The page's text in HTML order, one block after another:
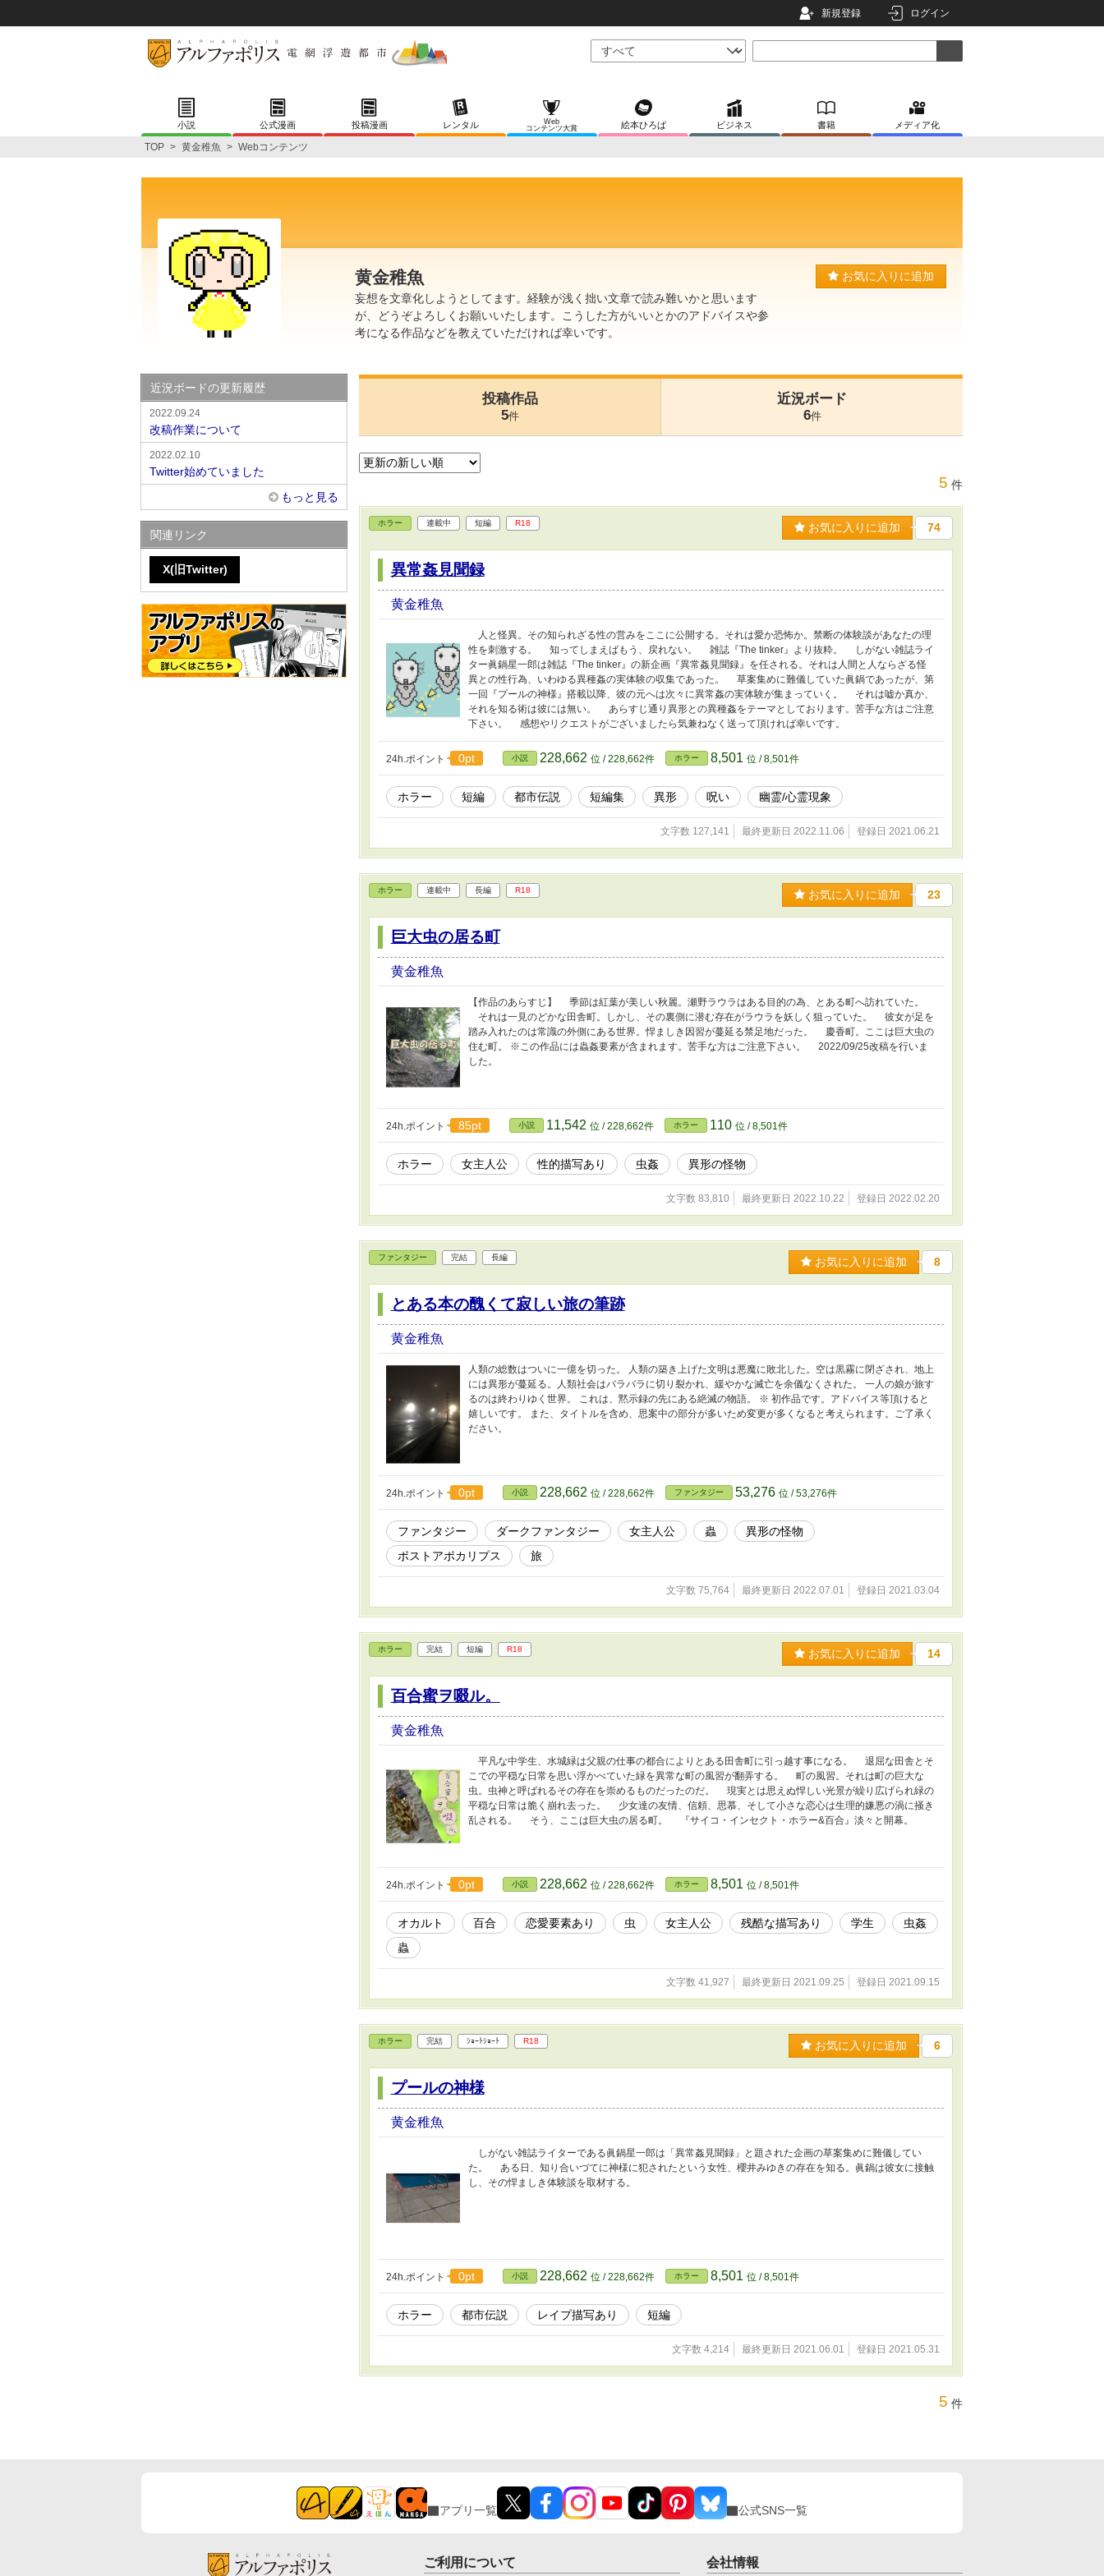
新規登録 ログイン
小説 公式漫画 投稿漫画 レンタル
Web
コンテンツ大賞
絵本ひろば ビジネス 書籍 メディア化
TOP > 黄金稚魚 > Webコンテンツ
黄金稚魚
妄想を文章化しようとしてます。経験が浅く拙い文章で読み難いかと思います
が、どうぞよろしくお願いいたします。こうした方がいいとかのアドバイスや参
考になる作品などを教えていただければ幸いです。
お気に入りに追加
投稿作品
5件
近況ボード
6件
5 件
ホラー 連載中 短編 R18 お気に入りに追加 74
異常姦見聞録
黄金稚魚
人と怪異。その知られざる性の営みをここに公開する。それは愛か恐怖か。禁断の体験談があなたの理
性を刺激する。 知ってしまえばもう、戻れない。 雑誌『The tinker』より抜粋。 しがない雑誌ライ
ター眞鍋星一郎は雑誌『The tinker』の新企画『異常姦見聞録』を任される。それは人間と人ならざる怪
異との性行為、いわゆる異種姦の実体験の収集であった。 草案集めに難儀していた眞鍋であったが、第
一回『プールの神様』搭載以降、彼の元へは次々に異常姦の実体験が集まっていく。 それは嘘か真か、
それを知る術は彼には無い。 あらすじ通り異形との異種姦をテーマとしております。苦手な方はご注意
下さい。 感想やリクエストがございましたら気兼ねなく送って頂ければ幸いです。
24h.ポイント 0pt 小説 228,662 位 / 228,662件 ホラー 8,501 位 / 8,501件
ホラー 短編 都市伝説 短編集 異形 呪い 幽霊/心霊現象
文字数 127,141 最終更新日 2022.11.06 登録日 2021.06.21
ホラー 連載中 長編 R18 お気に入りに追加 23
巨大虫の居る町
黄金稚魚
【作品のあらすじ】 季節は紅葉が美しい秋麗。瀬野ラウラはある目的の為、とある町へ訪れていた。
それは一見のどかな田舎町。しかし、その裏側に潜む存在がラウラを妖しく狙っていた。 彼女が足を
踏み入れたのは常識の外側にある世界。悍ましき因習が蔓延る禁足地だった。 慶香町。ここは巨大虫の
住む町。 ※この作品には蟲姦要素が含まれます。苦手な方はご注意下さい。 2022/09/25改稿を行いま
した。
24h.ポイント 85pt 小説 11,542 位 / 228,662件 ホラー 110 位 / 8,501件
ホラー 女主人公 性的描写あり 虫姦 異形の怪物
文字数 83,810 最終更新日 2022.10.22 登録日 2022.02.20
ファンタジー 完結 長編 お気に入りに追加 8
とある本の醜くて寂しい旅の筆跡
黄金稚魚
人類の総数はついに一億を切った。 人類の築き上げた文明は悪魔に敗北した。空は黒霧に閉ざされ、地上
には異形が蔓延る。人類社会はバラバラに切り裂かれ、緩やかな滅亡を余儀なくされた。 一人の娘が旅す
るのは終わりゆく世界。 これは、黙示録の先にある絶滅の物語。 ※ 初作品です。アドバイス等頂けると
嬉しいです。 また、タイトルを含め、思案中の部分が多いため変更が多くなると考えられます。ご了承く
ださい。
24h.ポイント 0pt 小説 228,662 位 / 228,662件 ファンタジー 53,276 位 / 53,276件
ファンタジー ダークファンタジー 女主人公 蟲
異形の怪物
ポストアポカリプス
旅
文字数 75,764 最終更新日 2022.07.01 登録日 2021.03.04
ホラー 完結 短編 R18 お気に入りに追加 14
百合蜜ヲ啜ル。
黄金稚魚
平凡な中学生、水城緑は父親の仕事の都合によりとある田舎町に引っ越す事になる。 退屈な田舎とそ
こでの平穏な日常を思い浮かべていた緑を異常な町の風習が翻弄する。 町の風習。それは町の巨大な
虫。虫神と呼ばれるその存在を崇めるものだったのだ。 現実とは思えぬ悍しい光景が繰り広げられ緑の
平穏な日常は脆く崩れ去った。 少女達の友情、信頼、思慕、そして小さな恋心は生理的嫌悪の渦に掻き
乱される。 そう、ここは巨大虫の居る町。 『サイコ・インセクト・ホラー&百合』淡々と開幕。
24h.ポイント 0pt 小説 228,662 位 / 228,662件 ホラー 8,501 位 / 8,501件
オカルト 百合 恋愛要素あり 虫 女主人公 残酷な描写あり 学生
虫姦
蟲
文字数 41,927 最終更新日 2021.09.25 登録日 2021.09.15
ホラー 完結 ｼｮｰﾄｼｮｰﾄ R18 お気に入りに追加 6
プールの神様
黄金稚魚
しがない雑誌ライターである眞鍋星一郎は「異常姦見聞録」と題された企画の草案集めに難儀してい
た。 ある日、知り合いづてに神様に犯されたという女性、櫻井みゆきの存在を知る。眞鍋は彼女に接触
し、その悍ましき体験談を取材する。
24h.ポイント 0pt 小説 228,662 位 / 228,662件 ホラー 8,501 位 / 8,501件
ホラー 都市伝説 レイプ描写あり 短編
文字数 4,214 最終更新日 2021.06.01 登録日 2021.05.31
5 件
近況ボードの更新履歴
2022.09.24
改稿作業について
2022.02.10
Twitter始めていました
もっと見る
関連リンク
X(旧Twitter)
アプリ一覧 公式SNS一覧
ご利用について 会社情報